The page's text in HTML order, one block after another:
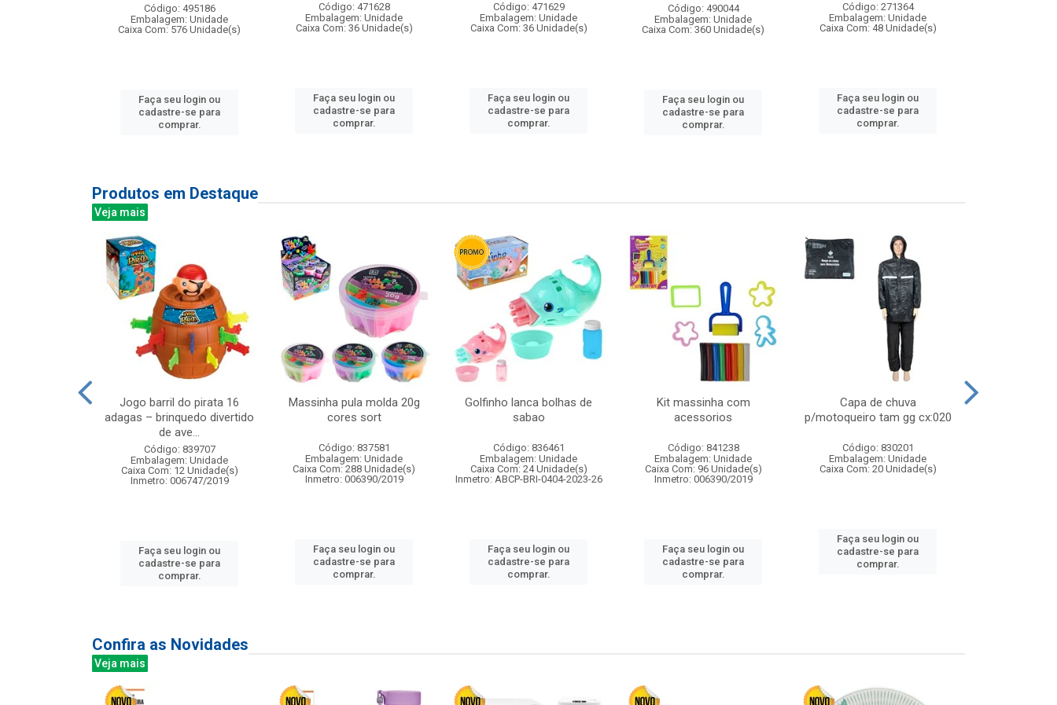
Código: 495186
Embalagem: Unidade
Caixa Com: 576 Unidade(s)
Faça seu login ou
cadastre-se para
comprar.
Código: 471628
Embalagem: Unidade
Caixa Com: 36 Unidade(s)
Faça seu login ou
cadastre-se para
comprar.
Código: 471629
Embalagem: Unidade
Caixa Com: 36 Unidade(s)
Faça seu login ou
cadastre-se para
comprar.
Código: 490044
Embalagem: Unidade
Caixa Com: 360 Unidade(s)
Faça seu login ou
cadastre-se para
comprar.
Código: 271364
Embalagem: Unidade
Caixa Com: 48 Unidade(s)
Faça seu login ou
cadastre-se para
comprar.
Produtos em Destaque
Veja mais
Jogo barril do pirata 16
adagas – brinquedo divertido
de ave...
Código: 839707
Embalagem: Unidade
Caixa Com: 12 Unidade(s)
Inmetro: 006747/2019
Faça seu login ou
cadastre-se para
comprar.
Massinha pula molda 20g
cores sort
Código: 837581
Embalagem: Unidade
Caixa Com: 288 Unidade(s)
Inmetro: 006390/2019
Faça seu login ou
cadastre-se para
comprar.
Golfinho lanca bolhas de
sabao
Código: 836461
Embalagem: Unidade
Caixa Com: 24 Unidade(s)
Inmetro: ABCP-BRI-0404-2023-26
Faça seu login ou
cadastre-se para
comprar.
Kit massinha com
acessorios
Código: 841238
Embalagem: Unidade
Caixa Com: 96 Unidade(s)
Inmetro: 006390/2019
Faça seu login ou
cadastre-se para
comprar.
Capa de chuva
p/motoqueiro tam gg cx:020
Código: 830201
Embalagem: Unidade
Caixa Com: 20 Unidade(s)
Faça seu login ou
cadastre-se para
comprar.
Confira as Novidades
Veja mais